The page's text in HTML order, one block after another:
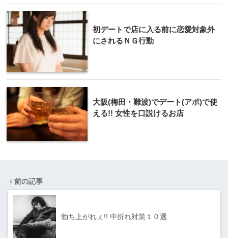
初デートで店に入る前に恋愛対象外
にされるＮＧ行動
大阪(梅田・難波)でデート(アポ)で使
える!! 女性を口説けるお店
前の記事
勃ち上がれぇ!! 中折れ対策１０選